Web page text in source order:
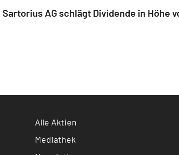
AG schlägt Dividende in Höhe
Alle Aktien
Mediathek